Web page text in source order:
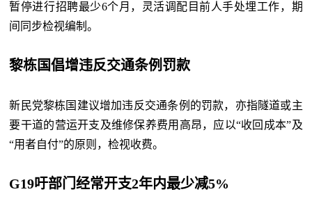
暂停进行招聘最少6个月，灵活调配目前人手处埋工作，期
间同步检视编制。
黎栋国倡增违反交通条例罚款
新民党黎栋国建议增加违反交通条例的罚款，亦指隧道或主
要干道的营运开支及维修保养费用高昂，应以“收回成本”及
“用者自付”的原则，检视收费。
G19吁部门经常开支2年内最少减5%